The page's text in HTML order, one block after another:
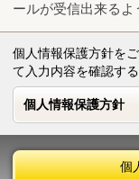
ールが受信出来るよ
個人情報保護方針を
て入力内容を確認す
個人情報保護方針
個人情報保護方針
個